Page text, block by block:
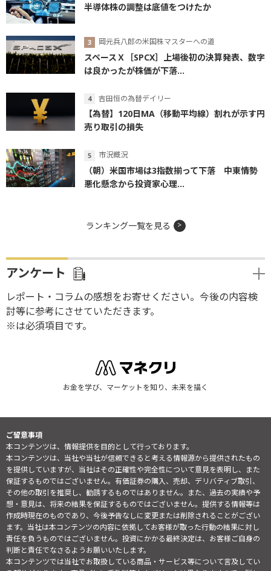
半導体株の調整は底値をつけたか
岡元兵八郎の米国株マスターへの道
スペースＸ［SPCX］上場後初の決算発表、数字
は良かったが株価が下落...
吉田恒の為替デイリー
【為替】120日MA（移動平均線）割れが示す円
売り取引の損失
市況概況
（朝）米国市場は3指数揃って下落 中東情勢
悪化懸念から投資家心理...
ランキング一覧を見る
アンケート
レポート・コラムの感想をお寄せください。今後の内容検
討等に参考にさせていただきます。
※は必須項目です。
お金を学び、マーケットを知り、未来を描く
ご留意事項
本コンテンツは、情報提供を目的として行っております。
本コンテンツは、当社や当社が信頼できると考える情報源から提供されたもの
を提供していますが、当社はその正確性や完全性について意見を表明し、また
保証するものではございません。有価証券の購入、売却、デリバティブ取引、
その他の取引を推奨し、勧誘するものではありません。また、過去の実績や予
想・意見は、将来の結果を保証するものではございません。提供する情報等は
作成時現在のものであり、今後予告なしに変更または削除されることがござい
ます。当社は本コンテンツの内容に依拠してお客様が取った行動の結果に対し
責任を負うものではございません。投資にかかる最終決定は、お客様ご自身の
判断と責任でなさるようお願いいたします。
本コンテンツでは当社でお取扱している商品・サービス等について言及してい